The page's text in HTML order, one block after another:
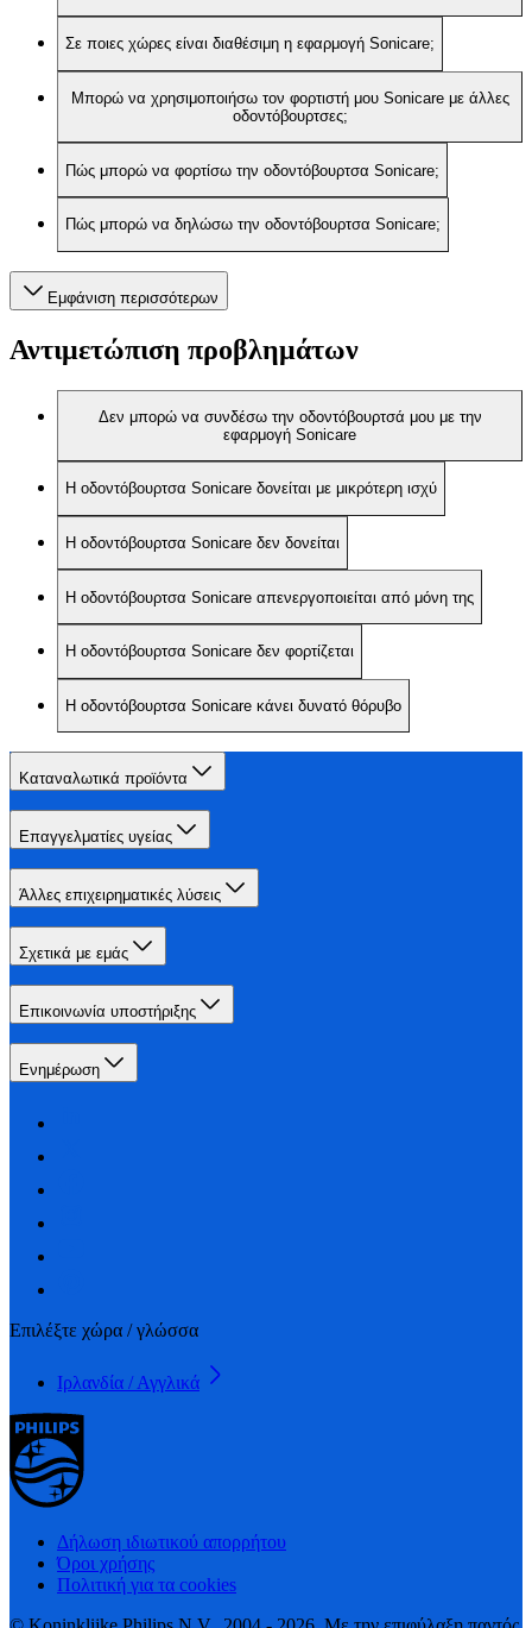
Σε ποιες χώρες είναι διαθέσιμη η εφαρμογή Sonicare;
Μπορώ να χρησιμοποιήσω τον φορτιστή μου Sonicare με άλλες
οδοντόβουρτσες;
Πώς μπορώ να φορτίσω την οδοντόβουρτσα Sonicare;
Πώς μπορώ να δηλώσω την οδοντόβουρτσα Sonicare;
Εμφάνιση περισσότερων
Αντιμετώπιση προβλημάτων
Δεν μπορώ να συνδέσω την οδοντόβουρτσά μου με την
εφαρμογή Sonicare
Η οδοντόβουρτσα Sonicare δονείται με μικρότερη ισχύ
Η οδοντόβουρτσα Sonicare δεν δονείται
Η οδοντόβουρτσα Sonicare απενεργοποιείται από μόνη της
Η οδοντόβουρτσα Sonicare δεν φορτίζεται
Η οδοντόβουρτσα Sonicare κάνει δυνατό θόρυβο
Καταναλωτικά προϊόντα
Επαγγελματίες υγείας
Άλλες επιχειρηματικές λύσεις
Σχετικά με εμάς
Επικοινωνία υποστήριξης
Ενημέρωση
Επιλέξτε χώρα / γλώσσα
Ιρλανδία / Αγγλικά
Δήλωση ιδιωτικού απορρήτου
Όροι χρήσης
Πολιτική για τα cookies